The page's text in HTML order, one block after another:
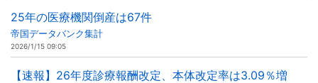
25年の医療機関倒産は67件
帝国データバンク集計
2026/1/15 09:05
【速報】26年度診療報酬改定、本体改定率は3.09％増